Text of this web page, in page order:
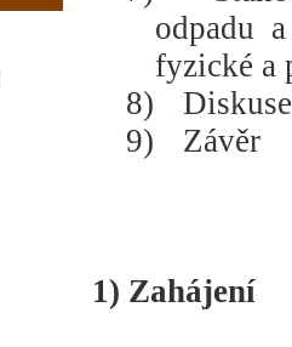
odpadu
fyzické a
8)
9)
Závěr
1) Zahájení